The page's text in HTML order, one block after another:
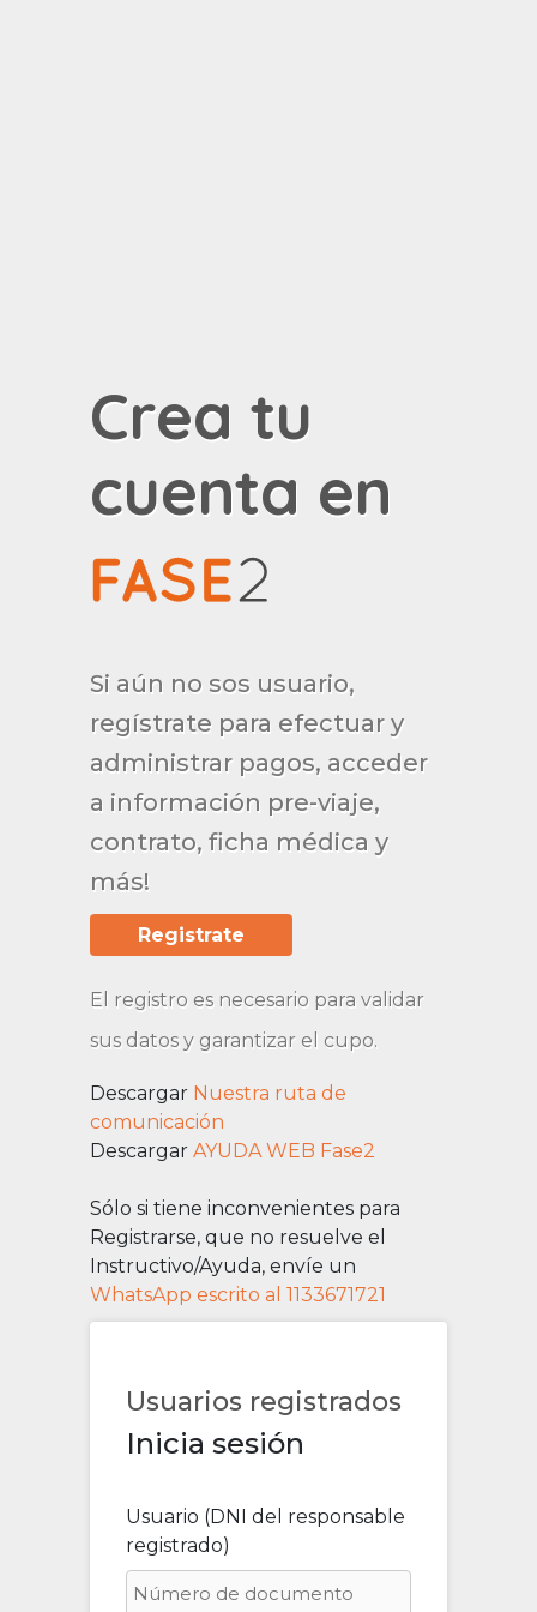
Crea tu
cuenta en
Si aún no sos usuario,
regístrate para efectuar y
administrar pagos, acceder
a información pre-viaje,
contrato, ficha médica y
más!
Registrate
El registro es necesario para validar
sus datos y garantizar el cupo.
Descargar Nuestra ruta de
comunicación
Descargar AYUDA WEB Fase2
Sólo si tiene inconvenientes para
Registrarse, que no resuelve el
Instructivo/Ayuda, envíe un
WhatsApp escrito al 1133671721
Usuarios registrados
Inicia sesión
Usuario (DNI del responsable
registrado)